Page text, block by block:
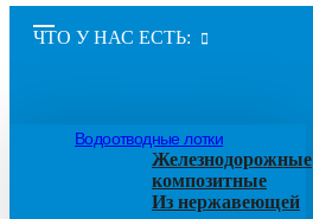
ЧТО У НАС ЕСТЬ:
Водоотводные лотки
Железнодорожные
композитные
Из нержавеющей